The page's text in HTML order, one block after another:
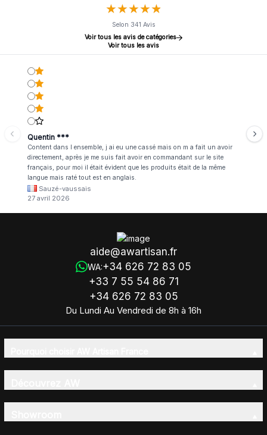
★★★★★
★★★★★
Selon 341 Avis
Voir tous les avis de catégories
Voir tous les avis
Quentin ***
Content dans l ensemble, j ai eu une cassé mais on m a fait un avoir
directement, après je me suis fait avoir en commandant sur le site
français, pour moi il était évident que les produits était de la même
langue mais raté tout est en anglais.
Sauzé-vaussais
27 avril 2026
aide@awartisan.fr
WA:+34 626 72 83 05
+33 7 55 54 86 71
+34 626 72 83 05
Du Lundi Au Vendredi de 8h à 16h